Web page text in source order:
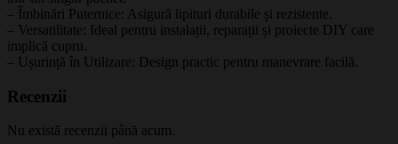
– Îmbinări Puternice: Asigură lipituri durabile și rezistente.
– Versatilitate: Ideal pentru instalații, reparații și proiecte DIY care
implică cupru.
– Ușurință în Utilizare: Design practic pentru manevrare facilă.
Recenzii
Nu există recenzii până acum.